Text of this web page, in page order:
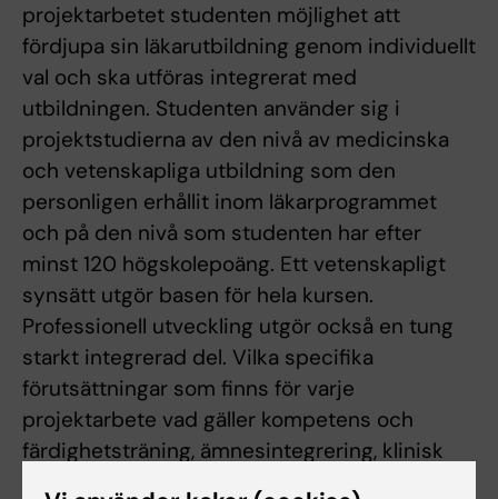
projektarbetet studenten möjlighet att
fördjupa sin läkarutbildning genom individuellt
val och ska utföras integrerat med
utbildningen. Studenten använder sig i
projektstudierna av den nivå av medicinska
och vetenskapliga utbildning som den
personligen erhållit inom läkarprogrammet
och på den nivå som studenten har efter
minst 120 högskolepoäng. Ett vetenskapligt
synsätt utgör basen för hela kursen.
Professionell utveckling utgör också en tung
starkt integrerad del. Vilka specifika
förutsättningar som finns för varje
projektarbete vad gäller kompetens och
färdighetsträning, ämnesintegrering, klinisk